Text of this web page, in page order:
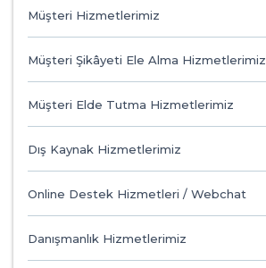
Müşteri Hizmetlerimiz
Müşteri Şikâyeti Ele Alma Hizmetlerimiz
Müşteri Elde Tutma Hizmetlerimiz
Dış Kaynak Hizmetlerimiz
Online Destek Hizmetleri / Webchat
Danışmanlık Hizmetlerimiz